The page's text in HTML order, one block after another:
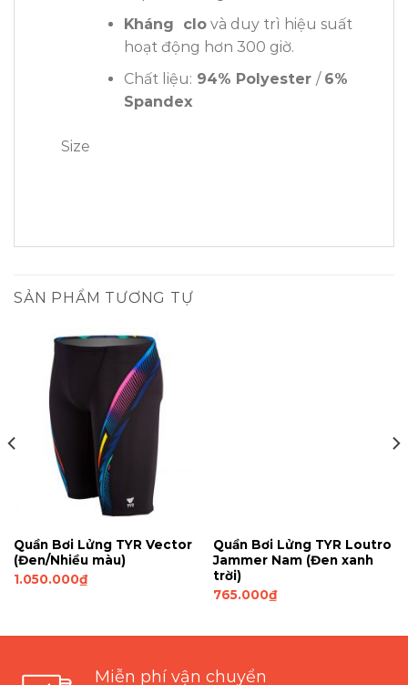
Kháng clovà duy trì hiệu suất
hoạt động hơn 300 giờ.
Chất liệu: 94% Polyester / 6%
Spandex
Size
SẢN PHẨM TƯƠNG TỰ
Quần Bơi Lửng TYR Vector
(Đen/Nhiều màu)
1.050.000₫
Quần Bơi Lửng TYR Loutro
Jammer Nam (Đen xanh
trời)
765.000₫
Miễn phí vận chuyển